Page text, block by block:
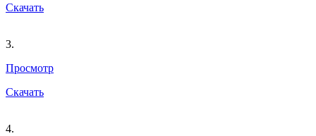
Скачать
3.
Просмотр
Скачать
4.